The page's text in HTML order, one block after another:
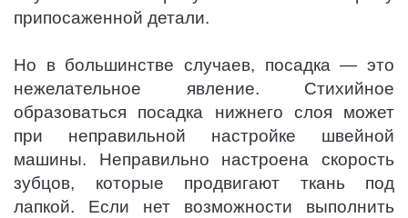
припосаженной детали.
Но в большинстве случаев, посадка — это
нежелательное явление. Стихийное
образоваться посадка нижнего слоя может
при неправильной настройке швейной
машины. Неправильно настроена скорость
зубцов, которые продвигают ткань под
лапкой. Если нет возможности выполнить